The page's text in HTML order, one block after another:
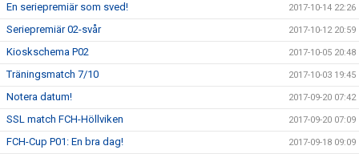
En seriepremiär som sved! 2017-10-14 22:26
Seriepremiär 02-svår 2017-10-12 20:59
Kioskschema P02 2017-10-05 20:48
Träningsmatch 7/10 2017-10-03 19:45
Notera datum! 2017-09-20 07:42
SSL match FCH-Höllviken 2017-09-20 07:09
FCH-Cup P01: En bra dag! 2017-09-18 09:09